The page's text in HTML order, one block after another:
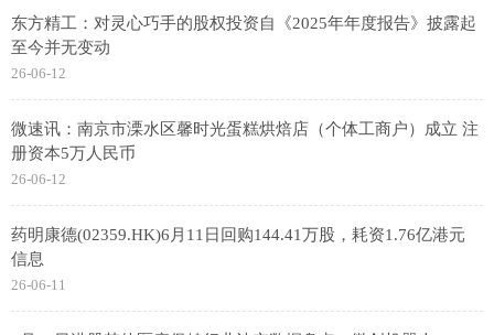
东方精工：对灵心巧手的股权投资自《2025年年度报告》披露起
至今并无变动
26-06-12
微速讯：南京市溧水区馨时光蛋糕烘焙店（个体工商户）成立 注
册资本5万人民币
26-06-12
药明康德(02359.HK)6月11日回购144.41万股，耗资1.76亿港元
信息
26-06-11